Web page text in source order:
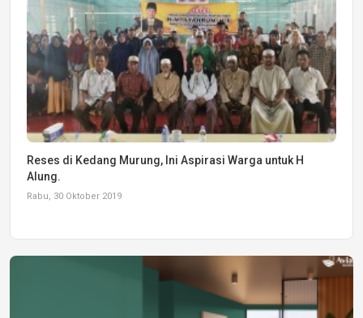
Reses di Kedang Murung, Ini Aspirasi Warga untuk H
Alung.
Rabu, 30 Oktober 2019